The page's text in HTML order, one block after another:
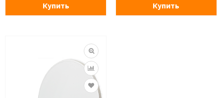
Купить Купить